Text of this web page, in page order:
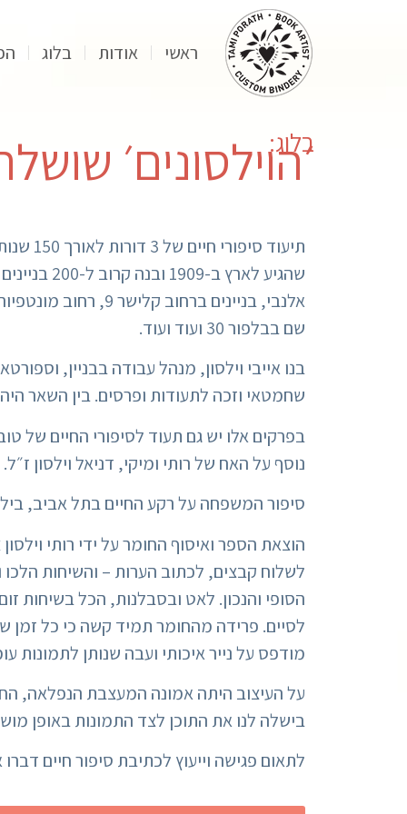
ראשי אודות בלוג
בלוג:
׳הוילסונים׳ שושלת 150 השנים
שהגיע
שם בבלפור 30 ועוד ועוד.
בנו אייבי וילסון, מנהל עבודה בבניין,
שחמטאי וזכה לתעודות ופרסים. בין השאר
בפרקים אלו יש גם תעוד לסיפורי החיים של
נוסף על האח של רותי ומיקי, דניאל וילסון ז״ל.
סיפור המשפחה על רקע החיים בתל אביב,
הוצאת הספר ואיסוף החומר על ידי רותי
לשלוח קבצים, לכתוב הערות – והשיחות
הסופי והנכון. לאט ובסבלנות, הכל בשיחות
לסיים. פרידה מהחומר תמיד קשה כי כל זמן
מודפס על נייר איכותי ועבה שנותן לתמונות עומק וקונטרסט נכון. 235 עמודים יפהפיים של תיעוד
על העיצוב היתה אמונה המעצבת הנפלאה,
בישלה לנו את התוכן לצד התמונות באופן
לתאום פגישה וייעוץ לכתיבת סיפור חיים דברו איתי 054-7254542 או